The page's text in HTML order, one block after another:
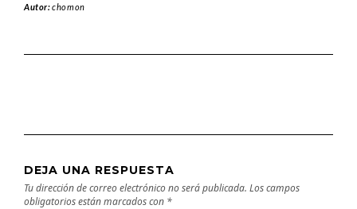
Autor:chomon
DEJA UNA RESPUESTA
Tu dirección de correo electrónico no será publicada. Los campos
obligatorios están marcados con *